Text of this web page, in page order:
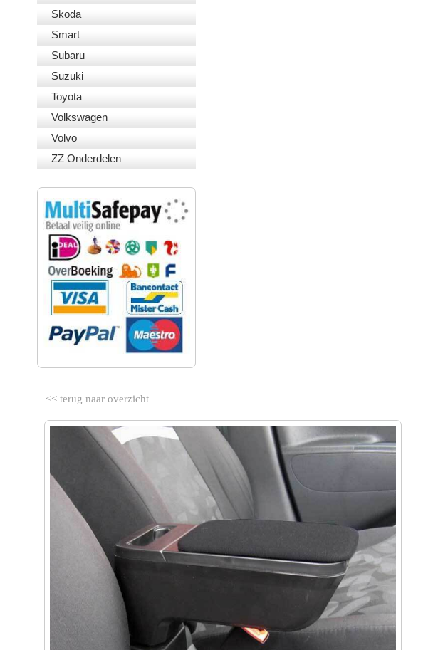
Skoda
Smart
Subaru
Suzuki
Toyota
Volkswagen
Volvo
ZZ Onderdelen
<< terug naar overzicht